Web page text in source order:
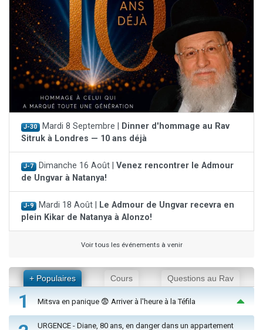
J-30 Mardi 8 Septembre | Dinner d'hommage au Rav
Sitruk à Londres — 10 ans déjà
J-7 Dimanche 16 Août | Venez rencontrer le Admour
de Ungvar à Natanya!
J-9 Mardi 18 Août | Le Admour de Ungvar recevra en
plein Kikar de Natanya à Alonzo!
Voir tous les événements à venir
+ Populaires Cours Questions au Rav
1 Mitsva en panique 😨 Arriver à l'heure à la Téfila
URGENCE - Diane, 80 ans, en danger dans un appartement